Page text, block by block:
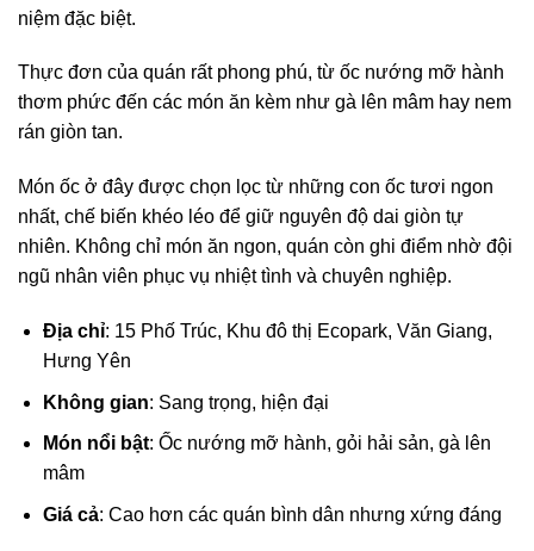
niệm đặc biệt.
Thực đơn của quán rất phong phú, từ ốc nướng mỡ hành
thơm phức đến các món ăn kèm như gà lên mâm hay nem
rán giòn tan.
Món ốc ở đây được chọn lọc từ những con ốc tươi ngon
nhất, chế biến khéo léo để giữ nguyên độ dai giòn tự
nhiên. Không chỉ món ăn ngon, quán còn ghi điểm nhờ đội
ngũ nhân viên phục vụ nhiệt tình và chuyên nghiệp.
Địa chỉ: 15 Phố Trúc, Khu đô thị Ecopark, Văn Giang,
Hưng Yên
Không gian: Sang trọng, hiện đại
Món nổi bật: Ốc nướng mỡ hành, gỏi hải sản, gà lên
mâm
Giá cả: Cao hơn các quán bình dân nhưng xứng đáng